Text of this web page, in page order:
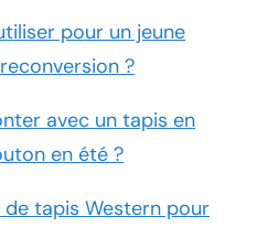
pour un jeune
?
avec un tapis en
en été ?
de tapis Western pour